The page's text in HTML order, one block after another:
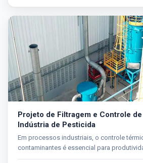
Projeto de Filtragem e Controle
Indústria de Pesticida
Em processos industriais, o controle
contaminantes é essencial para
compliance....